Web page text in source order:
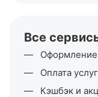
Все
Оформление
Оплата
Кэшбэк и